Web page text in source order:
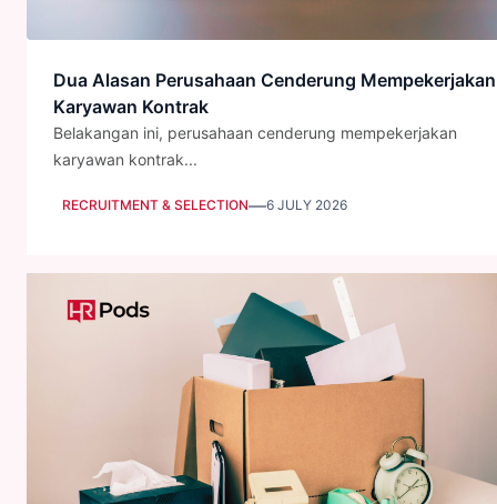
Dua Alasan Perusahaan Cenderung Mempekerjakan
Karyawan Kontrak
Belakangan ini, perusahaan cenderung mempekerjakan
karyawan kontrak...
RECRUITMENT & SELECTION—6 JULY 2026